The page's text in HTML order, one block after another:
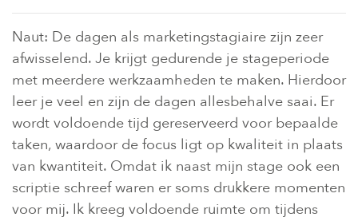
Naut: De dagen als marketingstagiaire zijn zeer
afwisselend. Je krijgt gedurende je stageperiode
met meerdere werkzaamheden te maken. Hierdoor
leer je veel en zijn de dagen allesbehalve saai. Er
wordt voldoende tijd gereserveerd voor bepaalde
taken, waardoor de focus ligt op kwaliteit in plaats
van kwantiteit. Omdat ik naast mijn stage ook een
scriptie schreef waren er soms drukkere momenten
voor mij. Ik kreeg voldoende ruimte om tijdens